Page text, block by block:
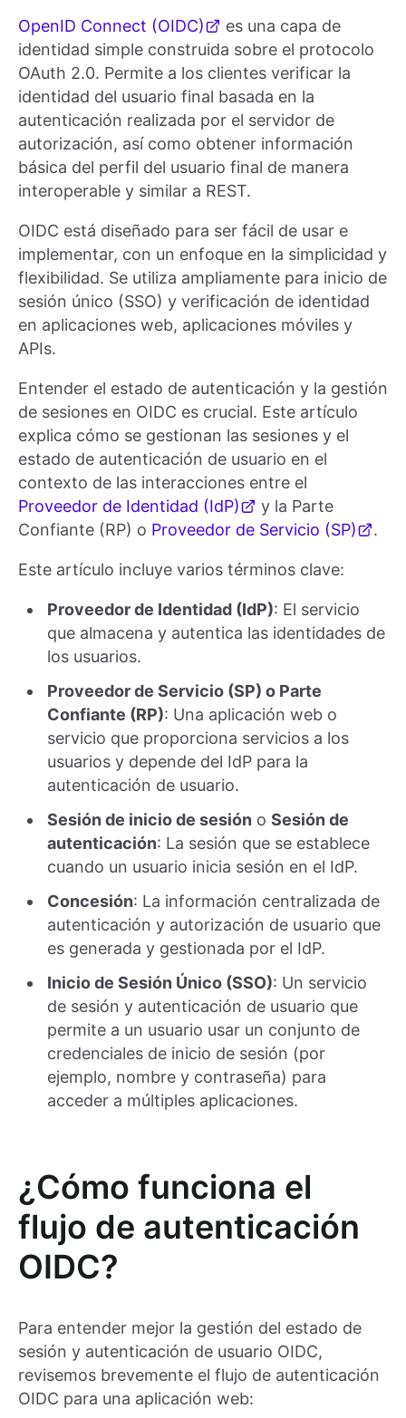
OpenID Connect (OIDC)
es una capa de
identidad simple construida sobre el protocolo
OAuth 2.0. Permite a los clientes verificar la
identidad del usuario final basada en la
autenticación realizada por el servidor de
autorización, así como obtener información
básica del perfil del usuario final de manera
interoperable y similar a REST.
OIDC está diseñado para ser fácil de usar e
implementar, con un enfoque en la simplicidad y
flexibilidad. Se utiliza ampliamente para inicio de
sesión único (SSO) y verificación de identidad
en aplicaciones web, aplicaciones móviles y
APIs.
Entender el estado de autenticación y la gestión
de sesiones en OIDC es crucial. Este artículo
explica cómo se gestionan las sesiones y el
estado de autenticación de usuario en el
contexto de las interacciones entre el
Proveedor de Identidad (IdP)
y la Parte
Confiante (RP) o Proveedor de Servicio (SP) .
Este artículo incluye varios términos clave:
Proveedor de Identidad (IdP): El servicio
que almacena y autentica las identidades de
los usuarios.
Proveedor de Servicio (SP) o Parte
Confiante (RP): Una aplicación web o
servicio que proporciona servicios a los
usuarios y depende del IdP para la
autenticación de usuario.
Sesión de inicio de sesión o Sesión de
autenticación: La sesión que se establece
cuando un usuario inicia sesión en el IdP.
Concesión: La información centralizada de
autenticación y autorización de usuario que
es generada y gestionada por el IdP.
Inicio de Sesión Único (SSO): Un servicio
de sesión y autenticación de usuario que
permite a un usuario usar un conjunto de
credenciales de inicio de sesión (por
ejemplo, nombre y contraseña) para
acceder a múltiples aplicaciones.
¿Cómo funciona el
flujo de autenticación
OIDC?
Para entender mejor la gestión del estado de
sesión y autenticación de usuario OIDC,
revisemos brevemente el flujo de autenticación
OIDC para una aplicación web: